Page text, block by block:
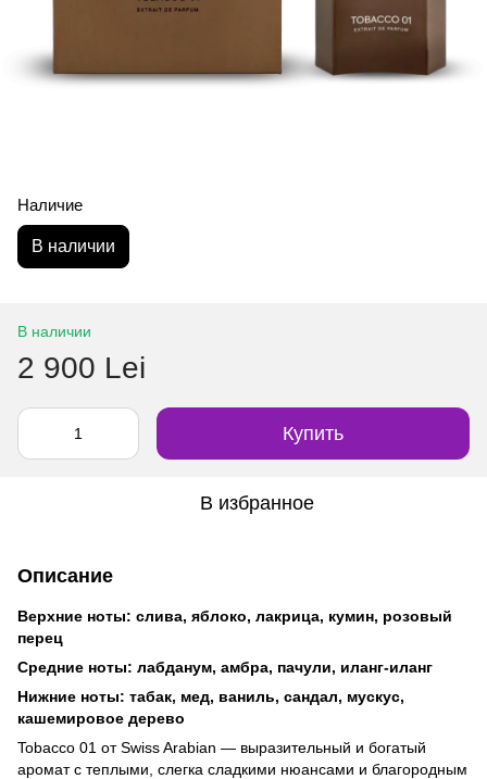
Наличие
В наличии
В наличии
2 900 Lei
Купить
В избранное
Описание
Верхние ноты: слива, яблоко, лакрица, кумин, розовый
перец
Средние ноты: лабданум, амбра, пачули, иланг-иланг
Нижние ноты: табак, мед, ваниль, сандал, мускус,
кашемировое дерево
Tobacco 01 от Swiss Arabian — выразительный и богатый
аромат с теплыми, слегка сладкими нюансами и благородным